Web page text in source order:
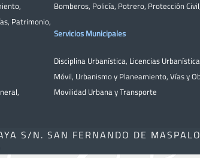
,
, Patrimonio,
,
Bomberos, Policía, Potrero, Protección Civil
Servicios Municipales
Disciplina Urbanística, Licencias
Móvil, Urbanismo y Planeamiento, Vías y
Movilidad Urbana y Transporte
S/N. SAN FERNANDO DE